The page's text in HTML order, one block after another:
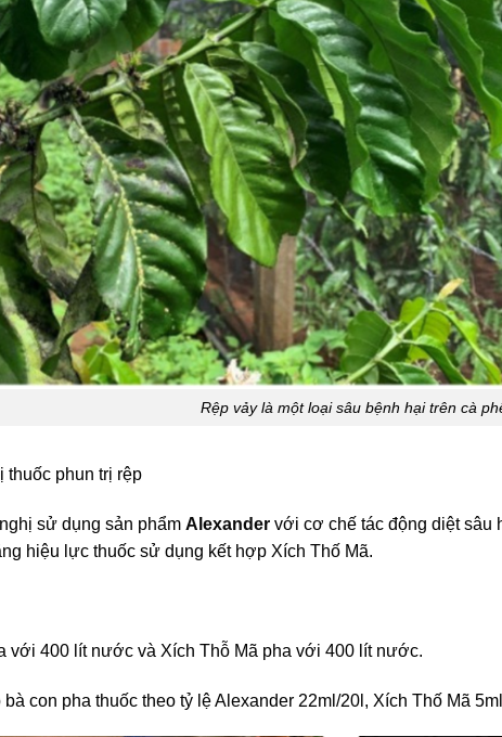
Rệp vảy là một loại sâu bệnh hại trên cà
thuốc phun trị rệp
sử dụng sản phẩmAlexander với cơ chế tác động diệt sâu
hiệu lực thuốc sử dụng kết hợp Xích Thố Mã.
với 400 lít nước và Xích Thỗ Mã pha với 400 lít nước.
con pha thuốc theo tỷ lệ Alexander 22ml/20l, Xích Thố Mã